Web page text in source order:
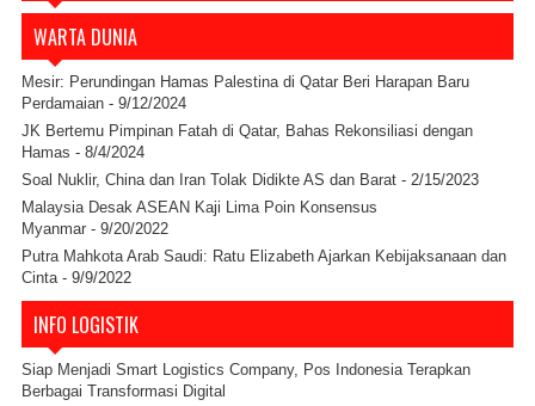
WARTA DUNIA
Mesir: Perundingan Hamas Palestina di Qatar Beri Harapan Baru
Perdamaian - 9/12/2024
JK Bertemu Pimpinan Fatah di Qatar, Bahas Rekonsiliasi dengan
Hamas - 8/4/2024
Soal Nuklir, China dan Iran Tolak Didikte AS dan Barat - 2/15/2023
Malaysia Desak ASEAN Kaji Lima Poin Konsensus
Myanmar - 9/20/2022
Putra Mahkota Arab Saudi: Ratu Elizabeth Ajarkan Kebijaksanaan dan
Cinta- 9/9/2022
INFO LOGISTIK
Siap Menjadi Smart Logistics Company, Pos Indonesia Terapkan
Berbagai Transformasi Digital